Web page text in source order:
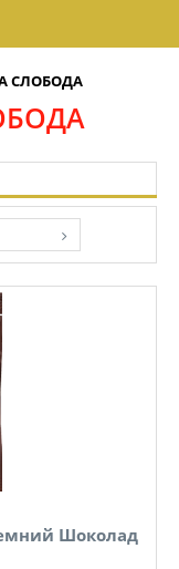
СЛОБОДА
Шоколад